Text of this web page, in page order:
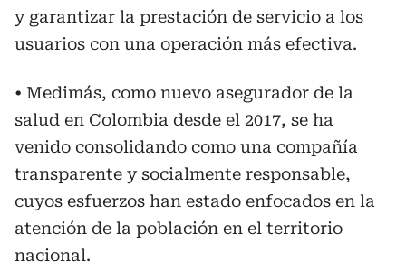
y garantizar la prestación de servicio a los
usuarios con una operación más efectiva.
• Medimás, como nuevo asegurador de la
salud en Colombia desde el 2017, se ha
venido consolidando como una compañía
transparente y socialmente responsable,
cuyos esfuerzos han estado enfocados en la
atención de la población en el territorio
nacional.